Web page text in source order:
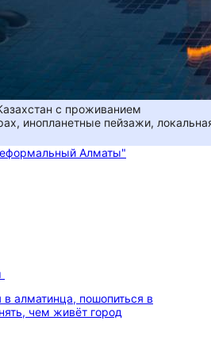
с проживанием
инопланетные пейзажи,
в алматинца, пошопиться в
чем живёт город